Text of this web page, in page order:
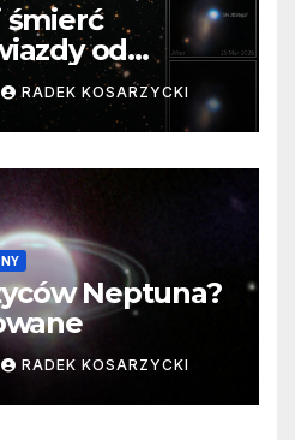
śmierć
od
Niezwykle
RADEK KOSARZYCKI
Neptuna?
RADEK KOSARZYCKI